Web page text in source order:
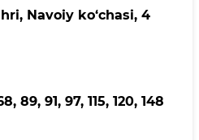
Navoiy ko‘chаsi, 4
89, 91, 97, 115, 120, 148